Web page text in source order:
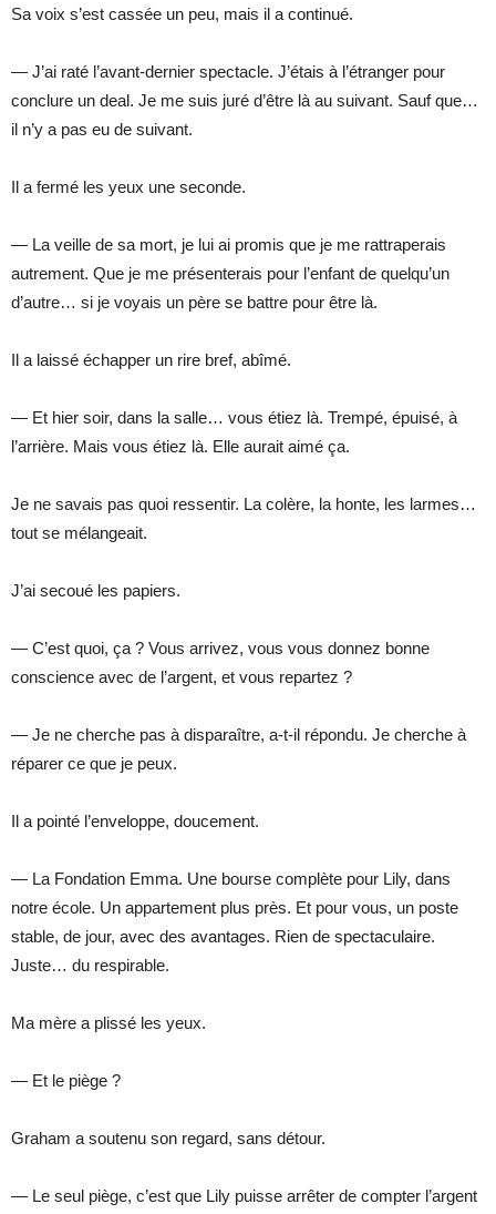
Sa voix s’est cassée un peu, mais il a continué.
— J’ai raté l’avant-dernier spectacle. J’étais à l’étranger pour
conclure un deal. Je me suis juré d’être là au suivant. Sauf que…
il n’y a pas eu de suivant.
Il a fermé les yeux une seconde.
— La veille de sa mort, je lui ai promis que je me rattraperais
autrement. Que je me présenterais pour l’enfant de quelqu’un
d’autre… si je voyais un père se battre pour être là.
Il a laissé échapper un rire bref, abîmé.
— Et hier soir, dans la salle… vous étiez là. Trempé, épuisé, à
l’arrière. Mais vous étiez là. Elle aurait aimé ça.
Je ne savais pas quoi ressentir. La colère, la honte, les larmes…
tout se mélangeait.
J’ai secoué les papiers.
— C’est quoi, ça ? Vous arrivez, vous vous donnez bonne
conscience avec de l’argent, et vous repartez ?
— Je ne cherche pas à disparaître, a-t-il répondu. Je cherche à
réparer ce que je peux.
Il a pointé l’enveloppe, doucement.
— La Fondation Emma. Une bourse complète pour Lily, dans
notre école. Un appartement plus près. Et pour vous, un poste
stable, de jour, avec des avantages. Rien de spectaculaire.
Juste… du respirable.
Ma mère a plissé les yeux.
— Et le piège ?
Graham a soutenu son regard, sans détour.
— Le seul piège, c’est que Lily puisse arrêter de compter l’argent